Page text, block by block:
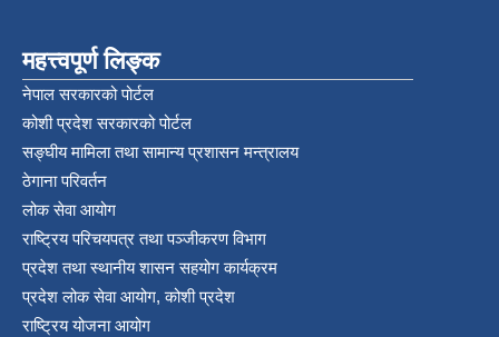
महत्त्वपूर्ण लिङ्क
नेपाल सरकारको पोर्टल
कोशी प्रदेश सरकारको पोर्टल
सङ्‍घीय मामिला तथा सामान्य प्रशासन मन्त्रालय
ठेगाना परिवर्तन
लोक सेवा आयोग
राष्ट्रिय परिचयपत्र तथा पञ्‍जीकरण विभाग
प्रदेश तथा स्थानीय शासन सहयोग कार्यक्रम
प्रदेश लोक सेवा आयोग, कोशी प्रदेश
राष्ट्रिय योजना आयोग